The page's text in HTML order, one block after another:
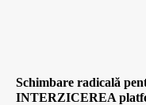
Schimbare radicală
INTERZICEREA